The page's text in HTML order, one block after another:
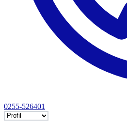
0255-526401
Selectează tab